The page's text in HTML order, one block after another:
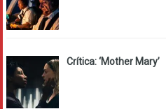
Crítica: ‘Mother Mary’